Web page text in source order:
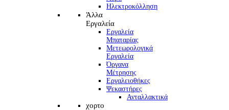
Ηλεκτροκόλληση
Άλλα
Εργαλεία
Εργαλεία
Μπαταρίας
Μετεωρολογικά
Εργαλεία
Όργανα
Μέτρησης
Εργαλειοθήκες
Ψεκαστήρες
Ανταλλακτικά
χορτο